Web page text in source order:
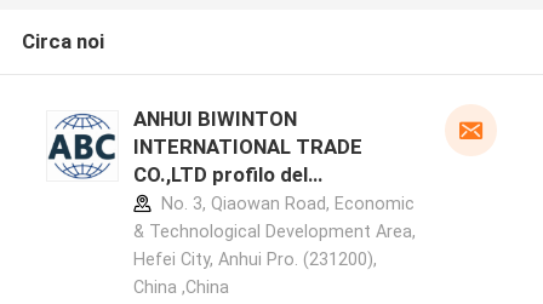
Circa noi
ANHUI BIWINTON
INTERNATIONAL TRADE
CO.,LTD profilo del
produttore
No. 3, Qiaowan Road, Economic
& Technological Development Area,
Hefei City, Anhui Pro. (231200),
China ,China